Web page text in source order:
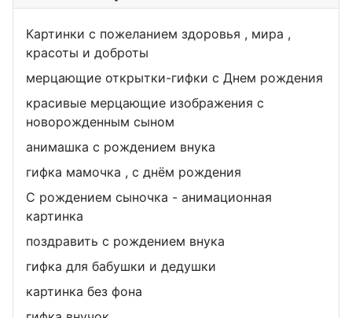
Картинки с пожеланием здоровья , мира ,
красоты и доброты
мерцающие открытки-гифки с Днем рождения
красивые мерцающие изображения с
новорожденным сыном
анимашка с рождением внука
гифка мамочка , с днём рождения
С рождением сыночка - анимационная
картинка
поздравить с рождением внука
гифка для бабушки и дедушки
картинка без фона